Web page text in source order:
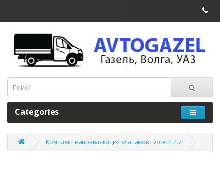
Categories
Комплект направляющих клапанов Evotech 2.7